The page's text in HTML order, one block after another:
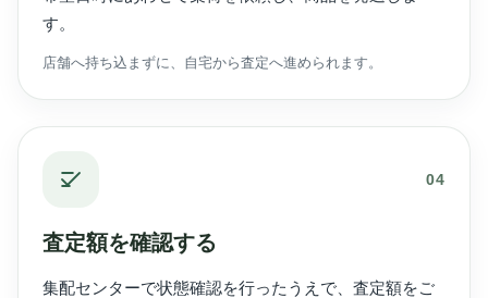
す。
店舗へ持ち込まずに、自宅から査定へ進められます。
04
査定額を確認する
集配センターで状態確認を行ったうえで、査定額をご